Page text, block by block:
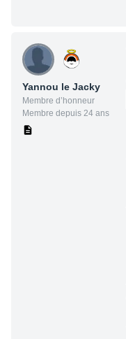
Yannou le Jacky
Membre d’honneur
Membre depuis 24 ans